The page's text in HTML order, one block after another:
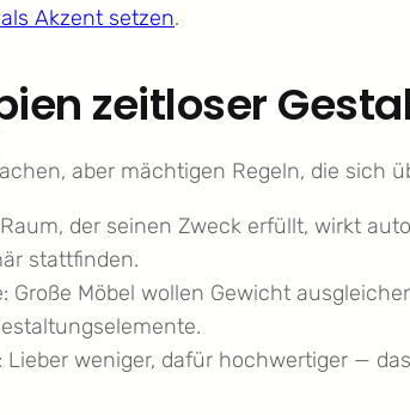
Akzent setzen.
zeitloser
aber mächtigen Regeln, die sich
der seinen Zweck erfüllt, wirkt
stattfinden.
Große Möbel wollen Gewicht
Lieber weniger, dafür hochwertiger —